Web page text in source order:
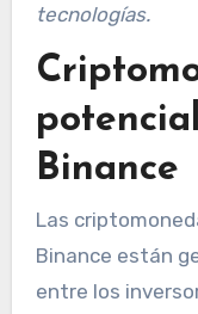
tecnologías.
Binance
Las
Binance están
entre los